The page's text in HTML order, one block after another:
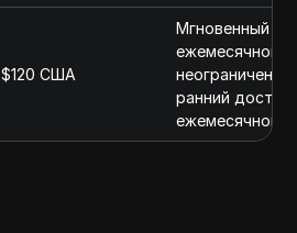
$120 США
Мгновенный
ежемесячной
ранний
ежемесячной